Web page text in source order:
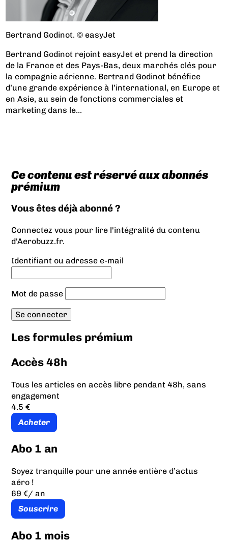
Bertrand Godinot. © easyJet
Bertrand Godinot rejoint easyJet et prend la direction
de la France et des Pays-Bas, deux marchés clés pour
la compagnie aérienne. Bertrand Godinot bénéfice
d’une grande expérience à l’international, en Europe et
en Asie, au sein de fonctions commerciales et
marketing dans le...
Ce contenu est réservé aux abonnés
prémium
Vous êtes déjà abonné ?
Connectez vous pour lire l'intégralité du contenu
d'Aerobuzz.fr.
Identifiant ou adresse e-mail
Mot de passe
Les formules prémium
Accès 48h
Tous les articles en accès libre pendant 48h, sans
engagement
4.5 €
Acheter
Abo 1 an
Soyez tranquille pour une année entière d’actus
aéro !
69 €/ an
Souscrire
Abo 1 mois